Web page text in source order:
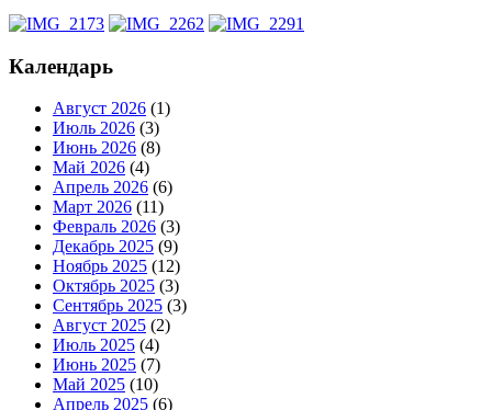
Календарь
Август 2026 (1)
Июль 2026 (3)
Июнь 2026 (8)
Май 2026 (4)
Апрель 2026 (6)
Март 2026 (11)
Февраль 2026 (3)
Декабрь 2025 (9)
Ноябрь 2025 (12)
Октябрь 2025 (3)
Сентябрь 2025 (3)
Август 2025 (2)
Июль 2025 (4)
Июнь 2025 (7)
Май 2025 (10)
Апрель 2025 (6)